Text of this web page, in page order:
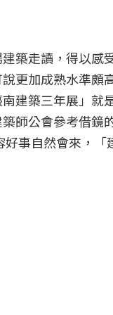
築走讀，得以感
更加成熟水準頗
建築三年展」就
師公會參考借鏡
事自然會來，「